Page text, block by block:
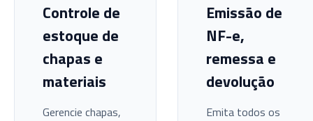
Controle de
estoque de
chapas e
materiais
Gerencie chapas,
Emissão de
NF-e,
remessa e
devolução
Emita todos os